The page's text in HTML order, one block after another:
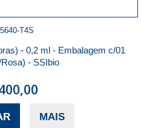
5640-T4S
- 0,2 ml - Embalagem c/01
- SSIbio
MAIS